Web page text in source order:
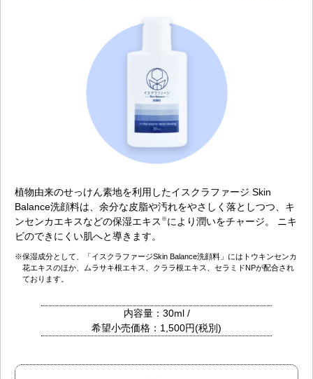
植物由来のせっけん素地を利用したイスクラファージ Skin
Balance洗顔料は、余分な皮脂や汚れをやさしく落としつつ、キ
ンセンカエキスなどの保湿エキス ※ により潤いをチャージ。 ニキ
ビのできにくい肌へと導きます。
※保湿成分として、「イスクラファージSkin Balance洗顔料」にはトウキンセンカ
花エキスのほか、ムラサキ根エキス、クララ根エキス、セラミドNPが配合され
ております。
内容量：30ml /
希望小売価格：1,500円(税別)